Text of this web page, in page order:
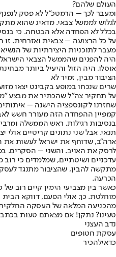
העולם שלהם?
ומעבר לכך – הרמטכ"ל לא פסק לנפנף
לגלוש לממשל צבאי. מדאיג שהוא
בכלל לא הפחדה אלא הבטחה. כי
על כל הרצועה – צבאית ואזרחית. זו
מעבר לתוכניות היצירתיות של
היה להפנים שהממשל הצבאי
אוסלו, היה הזול והיעיל ביותר
הציבור מבין, זמיר לא
שרים שנכחו במופע בקבינט יצאו
על תחקיר צה"ל שהכתיר את מבצע
שחזרנו לקונספציה הישנה –
קמפיין ההפחדה הזה מעורר חשש
בנסיבות רגילות, ראש הממשלה
תנאי. אבל שני נתונים קריטיים אולי
ארה"ב, שדוחף את ישראל לעשות את
לרסק את האויב. והשני – הסקרים.
עדכניים ושיטתיים, שמלמדים כי
מתקשה להבין, שהציבור מתנגד
הכרעה.
מוחלטת. כך, אולי הפעם, דווקא הבית
מהכניעה המלאה של העסקה החלקית.
טעינו? נתקן! אם מצאתם טעות
נדב העצני
עסקת חטופים
כדאילהכיר